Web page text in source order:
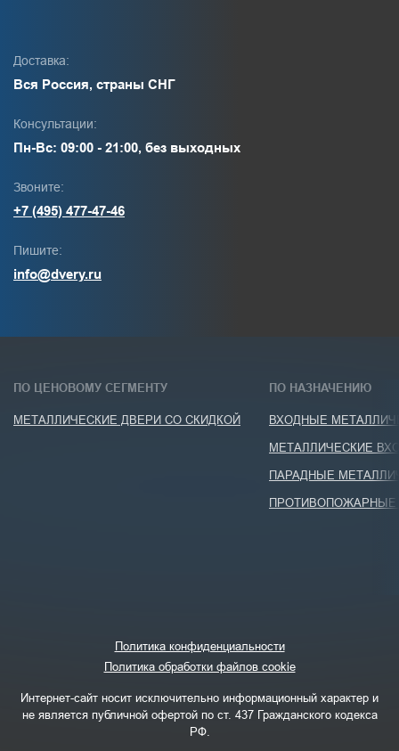
Доставка:
Вся Россия, страны СНГ
Консультации:
Пн-Вс: 09:00 - 21:00, без выходных
Звоните:
+7 (495) 477-47-46
Пишите:
info@dvery.ru
ПО ЦЕНОВОМУ СЕГМЕНТУ
МЕТАЛЛИЧЕСКИЕ ДВЕРИ СО СКИДКОЙ
ПО НАЗНАЧЕНИЮ
ВХОДНЫЕ
МЕТАЛЛИЧЕСКИЕ
ПАРАДНЫЕ
ПРОТИВОПОЖАРНЫЕ
Политика конфиденциальности
Политика обработки файлов cookie
Интернет-сайт носит исключительно информационный характер и
не является публичной офертой по ст. 437 Гражданского кодекса
РФ.